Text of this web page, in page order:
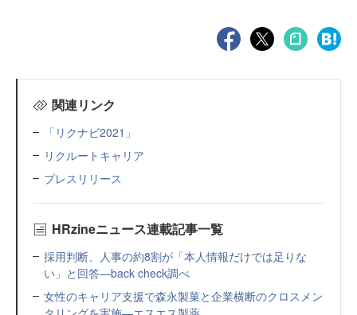
関連リンク
「リクナビ2021」
リクルートキャリア
プレスリリース
HRzineニュース連載記事一覧
採用判断、人事の約8割が「本人情報だけでは足りな
い」と回答—back check調べ
女性のキャリア支援で森永製菓と企業横断のクロスメン